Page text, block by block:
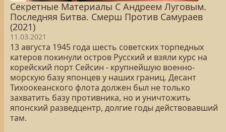
Секретные Материалы С Андреем Луговым.
Последняя Битва. Смерш Против Самураев
(2021)
11.03.2021
13 августа 1945 года шесть советских торпедных
катеров покинули остров Русский и взяли курс на
корейский порт Сейсин - крупнейшую военно-
морскую базу японцев у наших границ. Десант
Тихоокеанского флота должен был не только
захватить базу противника, но и уничтожить
японский разведцентр, долгие годы действовавший
там.